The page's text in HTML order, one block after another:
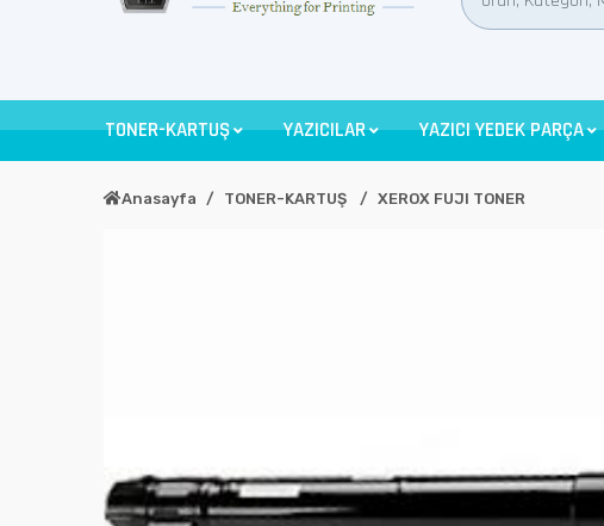
TONER-KARTUŞ YAZICILAR YAZICI YEDEK PARÇA
Anasayfa TONER-KARTUŞ XEROX FUJI TONER